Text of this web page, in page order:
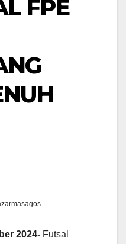
FPE
2024- Futsal